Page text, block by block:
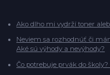
Ako dlho mi vydrží toner
Neviem sa rozhodnúť či
Aké sú výhody a nevýhody?
Čo potrebuje prvák do